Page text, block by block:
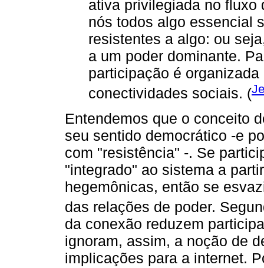
ativa privilegiada no fluxo
nós todos algo essencial
resistentes a algo: ou
a um poder dominante.
participação é
conectividades sociais. (
Entendemos que o conceito
seu sentido democrático -e
com "resistência" -. Se
"integrado" ao sistema a
hegemônicas, então se
das relações de poder.
da conexão reduzem
ignoram, assim, a noção de
implicações para a internet.